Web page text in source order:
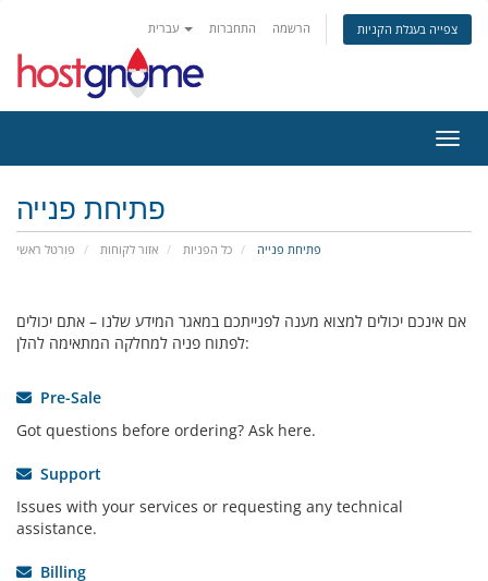
התחברות הרשמה צפייה בעגלת הקניות
פתיחת פנייה
פורטל ראשי אזור לקוחות כל הפניות פתיחת פנייה
אם אינכם יכולים למצוא מענה לפנייתכם במאגר המידע שלנו – אתם יכולים
לפתוח פניה למחלקה המתאימה להלן:
Pre-Sale
Got questions before ordering? Ask here.
Support
Issues with your services or requesting any technical
assistance.
Billing